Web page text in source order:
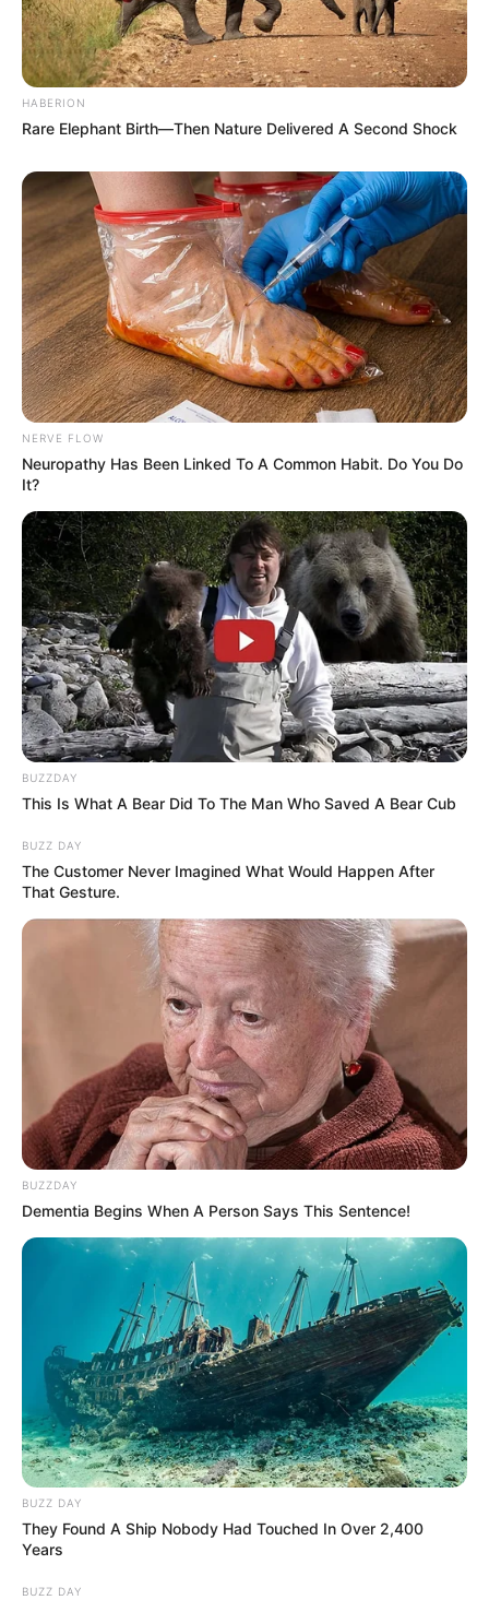
HABERION
Rare Elephant Birth—Then Nature Delivered A Second Shock
NERVE FLOW
Neuropathy Has Been Linked To A Common Habit. Do You Do
It?
BUZZDAY
This Is What A Bear Did To The Man Who Saved A Bear Cub
BUZZ DAY
The Customer Never Imagined What Would Happen After
That Gesture.
BUZZDAY
Dementia Begins When A Person Says This Sentence!
BUZZ DAY
They Found A Ship Nobody Had Touched In Over 2,400
Years
BUZZ DAY